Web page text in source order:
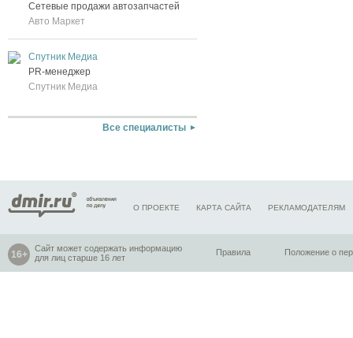
Сетевые продажи автозапчастей
Авто Маркет
Спутник Медиа
PR-менеджер
Спутник Медиа
Все специалисты
О ПРОЕКТЕ КАРТА САЙТА РЕКЛАМОДАТЕЛЯМ
Сайт может содержать информацию
для лиц старше 16 лет
Правила Положение о